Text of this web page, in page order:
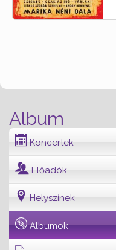
Album
Koncertek
Előadók
Helyszínek
Albumok